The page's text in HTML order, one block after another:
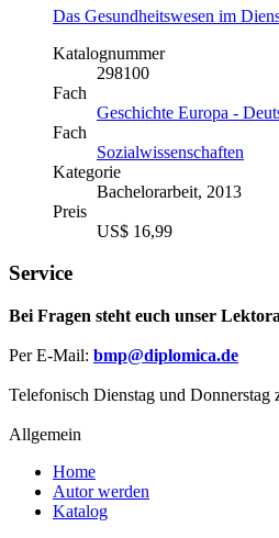
Das Gesundheitswesen im
Katalognummer
298100
Fach
Geschichte Europa -
Fach
Sozialwissenschaften
Kategorie
Bachelorarbeit, 2013
Preis
US$ 16,99
Service
Bei Fragen steht euch unser
Per E-Mail: bmp@diplomica.de
Telefonisch Dienstag und
Allgemein
Home
Autor werden
Katalog